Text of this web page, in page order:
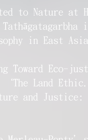
to Nature at
in East
Toward Eco-
‘The Land
and Justice: